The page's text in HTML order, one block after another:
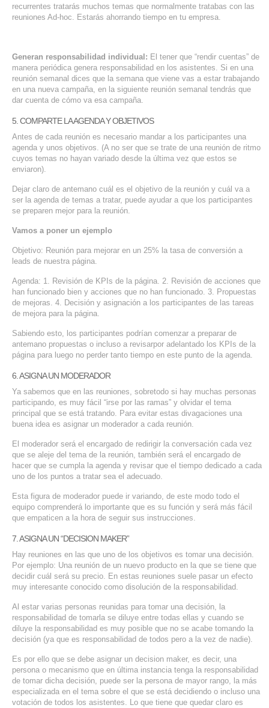
recurrentes tratarás muchos temas que normalmente tratabas con las
reuniones Ad-hoc. Estarás ahorrando tiempo en tu empresa.
Generan responsabilidad individual: El tener que “rendir cuentas” de
manera periódica genera responsabilidad en los asistentes. Si en una
reunión semanal dices que la semana que viene vas a estar trabajando
en una nueva campaña, en la siguiente reunión semanal tendrás que
dar cuenta de cómo va esa campaña.
5. COMPARTE LA AGENDA Y OBJETIVOS
Antes de cada reunión es necesario mandar a los participantes una
agenda y unos objetivos. (A no ser que se trate de una reunión de ritmo
cuyos temas no hayan variado desde la última vez que estos se
enviaron).
Dejar claro de antemano cuál es el objetivo de la reunión y cuál va a
ser la agenda de temas a tratar, puede ayudar a que los participantes
se preparen mejor para la reunión.
Vamos a poner un ejemplo
Objetivo: Reunión para mejorar en un 25% la tasa de conversión a
leads de nuestra página.
Agenda: 1. Revisión de KPIs de la página. 2. Revisión de acciones que
han funcionado bien y acciones que no han funcionado. 3. Propuestas
de mejoras. 4. Decisión y asignación a los participantes de las tareas
de mejora para la página.
Sabiendo esto, los participantes podrían comenzar a preparar de
antemano propuestas o incluso a revisarpor adelantado los KPIs de la
página para luego no perder tanto tiempo en este punto de la agenda.
6. ASIGNA UN MODERADOR
Ya sabemos que en las reuniones, sobretodo si hay muchas personas
participando, es muy fácil “irse por las ramas” y olvidar el tema
principal que se está tratando. Para evitar estas divagaciones una
buena idea es asignar un moderador a cada reunión.
El moderador será el encargado de redirigir la conversación cada vez
que se aleje del tema de la reunión, también será el encargado de
hacer que se cumpla la agenda y revisar que el tiempo dedicado a cada
uno de los puntos a tratar sea el adecuado.
Esta figura de moderador puede ir variando, de este modo todo el
equipo comprenderá lo importante que es su función y será más fácil
que empaticen a la hora de seguir sus instrucciones.
7. ASIGNA UN “DECISION MAKER”
Hay reuniones en las que uno de los objetivos es tomar una decisión.
Por ejemplo: Una reunión de un nuevo producto en la que se tiene que
decidir cuál será su precio. En estas reuniones suele pasar un efecto
muy interesante conocido como disolución de la responsabilidad.
Al estar varias personas reunidas para tomar una decisión, la
responsabilidad de tomarla se diluye entre todas ellas y cuando se
diluye la responsabilidad es muy posible que no se acabe tomando la
decisión (ya que es responsabilidad de todos pero a la vez de nadie).
Es por ello que se debe asignar un decision maker, es decir, una
persona o mecanismo que en última instancia tenga la responsabilidad
de tomar dicha decisión, puede ser la persona de mayor rango, la más
especializada en el tema sobre el que se está decidiendo o incluso una
votación de todos los asistentes. Lo que tiene que quedar claro es